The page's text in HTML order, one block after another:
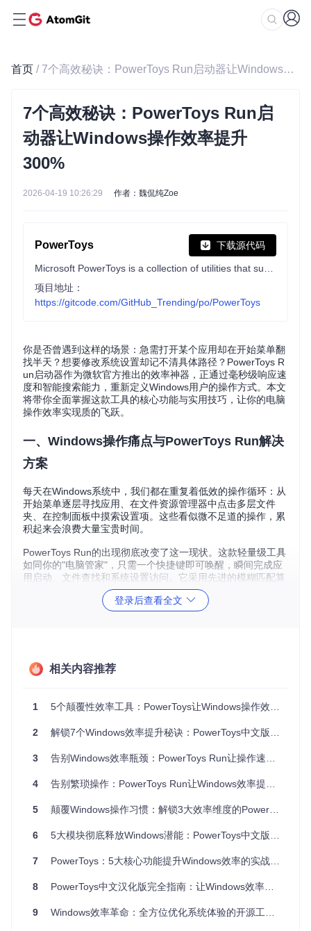
首页 / 7个高效秘诀：PowerToys Run启动器让Windows操作效率提升300%
7个高效秘诀：PowerToys Run启
动器让Windows操作效率提升
300%
2026-04-19 10:26:29 作者：魏侃纯Zoe
PowerToys 下载源代码
项目地址：
https://gitcode.com/GitHub_Trending/po/PowerToys
你是否曾遇到这样的场景：急需打开某个应用却在开始菜单翻
找半天？想要修改系统设置却记不清具体路径？PowerToys R
un启动器作为微软官方推出的效率神器，正通过毫秒级响应速
度和智能搜索能力，重新定义Windows用户的操作方式。本文
将带你全面掌握这款工具的核心功能与实用技巧，让你的电脑
操作效率实现质的飞跃。
一、Windows操作痛点与PowerToys Run解决
方案
每天在Windows系统中，我们都在重复着低效的操作循环：从
开始菜单逐层寻找应用、在文件资源管理器中点击多层文件
夹、在控制面板中摸索设置项。这些看似微不足道的操作，累
积起来会浪费大量宝贵时间。
PowerToys Run的出现彻底改变了这一现状。这款轻量级工具
如同你的"电脑管家"，只需一个快捷键即可唤醒，瞬间完成应
用启动、文件查找和系统设置访问。它采用先进的模糊匹配算
法，即使输入不完整的关键词也能精准定位目标，让你告别繁
Windows 10 1809或更高版本，或Windows 11
首次安装需管理员权限
从官方渠道获取PowerToys安装包
运行安装程序并确保勾选"PowerToys Run"组件
cd
PowerToys
登录后查看全文
相关内容推荐
1 5个颠覆性效率工具：PowerToys让Windows操作效率提升300%的秘密
2 解锁7个Windows效率提升秘诀：PowerToys中文版从入门到精通
3 告别Windows效率瓶颈：PowerToys Run让操作速度提升300%的秘密
4 告别繁琐操作：PowerToys Run让Windows效率提升300%的秘密
5 颠覆Windows操作习惯：解锁3大效率维度的PowerToys Run效率启动器
6 5大模块彻底释放Windows潜能：PowerToys中文版效率工具实战指南
7 PowerToys：5大核心功能提升Windows效率的实战指南
8 PowerToys中文汉化版完全指南：让Windows效率翻倍的秘密武器
9 Windows效率革命：全方位优化系统体验的开源工具指南